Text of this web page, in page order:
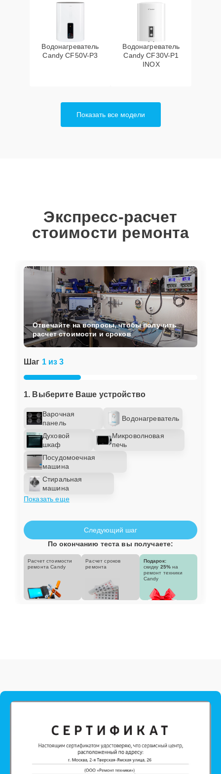
Водонагреватель
Candy CF50V-P3
Водонагреватель
Candy CF30V-P1
INOX
Показать все модели
Экспресс-расчет
стоимости ремонта
Шаг 1 из 3
1. Выберите Ваше устройство
Варочная
панель
Водонагреватель
Духовой
шкаф
Микроволновая
печь
Посудомоечная
машина
Стиральная
машина
Показать еще
Отвечайте на вопросы, чтобы получить
расчет стоимости и сроков
Следующий шаг
По окончанию теста вы получаете:
Расчет стоимости
ремонта Candy
Расчет сроков
ремонта
Подарок:
скидку 25% на
ремонт техники
Candy